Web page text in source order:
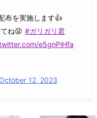
布を実施します👍
ね😝 #ガリガリ君
e5gnPiHfa
October 12, 2023